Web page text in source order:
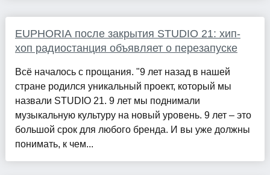
EUPHORIA после закрытия STUDIO 21: хип-
хоп радиостанция объявляет о перезапуске
Всё началось с прощания. "9 лет назад в нашей
стране родился уникальный проект, который мы
назвали STUDIO 21. 9 лет мы поднимали
музыкальную культуру на новый уровень. 9 лет – это
большой срок для любого бренда. И вы уже должны
понимать, к чем...